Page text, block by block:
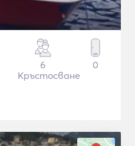
6
Кръстосване
0